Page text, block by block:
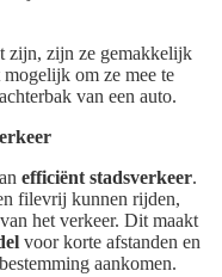
zijn, zijn ze gemakkelijk
om ze mee te
van een auto.
efficiënt stadsverkeer.
filevrij kunnen rijden,
het verkeer. Dit maakt
voor korte afstanden en
aankomen.